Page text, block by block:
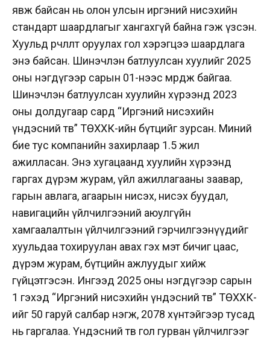
явж байсан нь олон улсын иргэний нисэхийн
стандарт шаардлагыг хангахгүй байна гэж үзсэн.
Хуульд өөрчлөлт оруулах гол хэрэгцээ шаардлага
энэ байсан. Шинэчлэн батлуулсан хуулийг 2025
оны нэгдүгээр сарын 01-нээс мөрдөж байгаа.
Шинэчлэн батлуулсан хуулийн хүрээнд 2023
оны долдугаар сард “Иргэний нисэхийн
үндэсний төв” ТӨХХК-ийн бүтцийг зурсан. Миний
бие тус компанийн захирлаар 1.5 жил
ажилласан. Энэ хугацаанд хуулийн хүрээнд
гаргах дүрэм журам, үйл ажиллагааны заавар,
гарын авлага, агаарын нисэх, нисэх буудал,
навигацийн үйлчилгээний аюулгүйн
хамгаалалтын үйлчилгээний гэрчилгээнүүдийг
хуульдаа тохируулан авах гэх мэт бичиг цаас,
дүрэм журам, бүтцийн ажлуудыг хийж
гүйцэтгэсэн. Ингээд 2025 оны нэгдүгээр сарын
1 гэхэд “Иргэний нисэхийн үндэсний төв” ТӨХХК-
ийг 50 гаруй салбар нэгж, 2078 хүнтэйгээр тусад
нь гаргалаа. Үндэсний төв гол гурван үйлчилгээг